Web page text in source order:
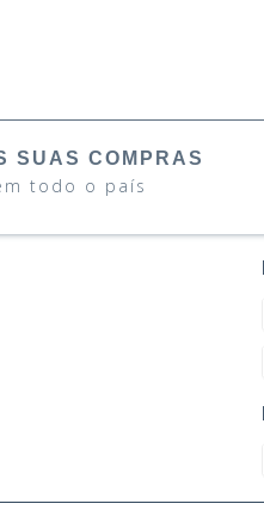
SUAS COMPRAS
todo o país